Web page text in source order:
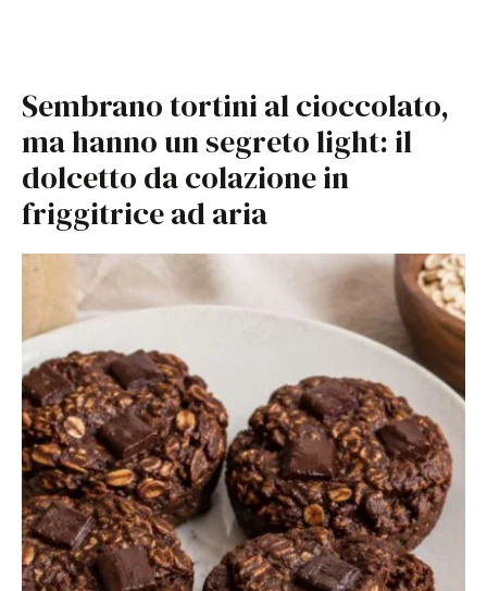
Sembrano tortini al cioccolato,
ma hanno un segreto light: il
dolcetto da colazione in
friggitrice ad aria